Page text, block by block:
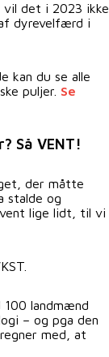
vil det i 2023 ikke
dyrevelfærd i
kan du se alle
puljer. Se
Så VENT!
der måtte
stalde og
lige lidt, til vi
100 landmænd
– og pga den
med, at